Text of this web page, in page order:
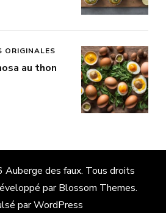
ORIGINALES
au thon
Auberge des faux. Tous droits
parBlossom Themes.
parWordPress